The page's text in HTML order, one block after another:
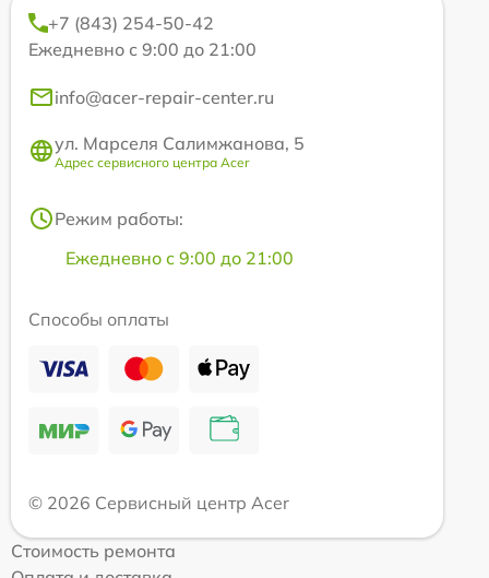
+7 (843) 254-50-42
Ежедневно с 9:00 до 21:00
info@acer-repair-center.ru
ул. Марселя Салимжанова, 5
Адрес сервисного центра Acer
Режим работы:
Ежедневно с 9:00 до 21:00
Способы оплаты
© 2026 Сервисный центр Acer
Стоимость ремонта